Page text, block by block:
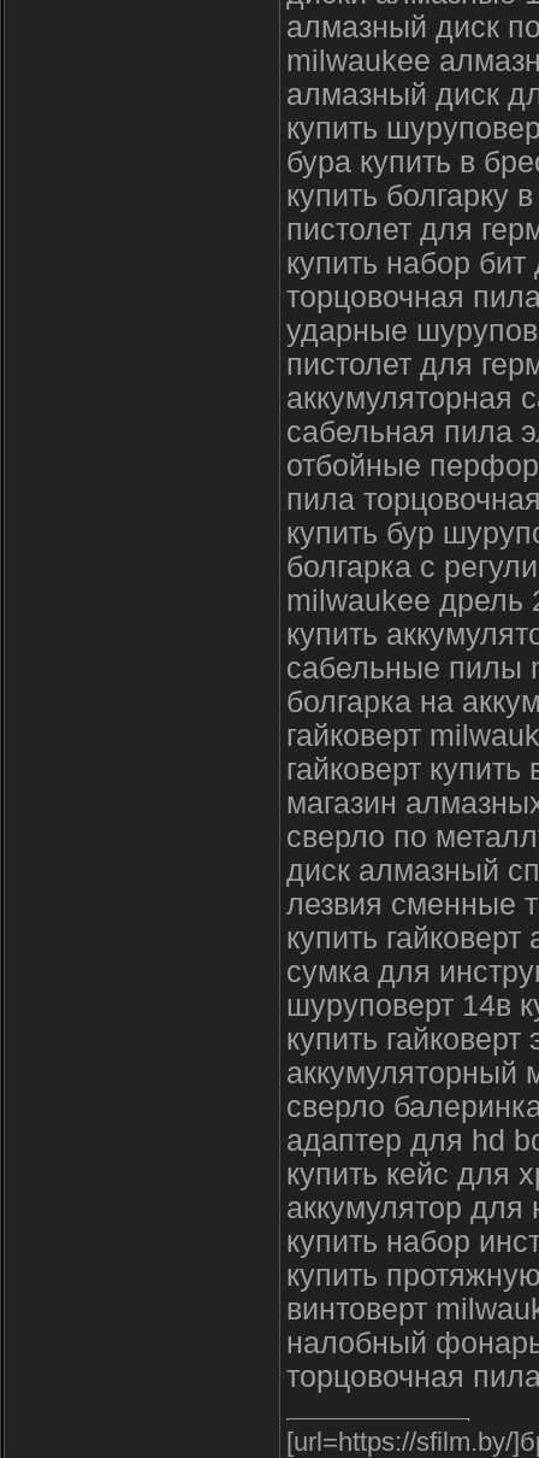
алмазный диск
milwaukee
алмазный диск
купить
бура купить в
купить болгарку
пистолет для
купить набор
торцовочная
ударные
пистолет для
аккумуляторная
сабельная пила
отбойные
пила
купить бур
болгарка с
milwaukee дрель
купить
сабельные пилы
болгарка на
гайковерт
гайковерт купить
магазин
сверло по
диск алмазный
лезвия сменные
купить
сумка для
шуруповерт 14в
купить
аккумуляторный
сверло
адаптер для hd
купить кейс для
аккумулятор для
купить набор
купить
винтоверт
налобный
торцовочная
[url=https://sfilm.by/